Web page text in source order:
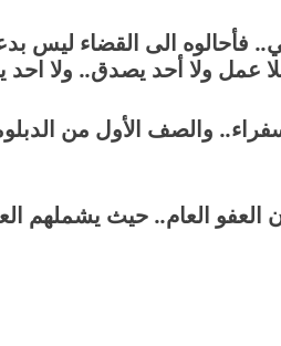
الى القضاء ليس
عمل ولا أحد يصدق.. ولا
والسفراء.. والصف الأول من
العام.. حيث يشملهم